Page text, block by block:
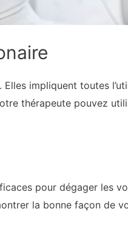
Elles impliquent toutes
thérapeute pouvez
pour dégager les
la bonne façon de